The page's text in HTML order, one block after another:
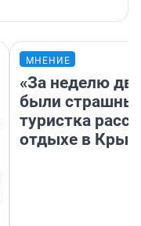
МНЕНИЕ
«За неделю
были
туристка
отдыхе в